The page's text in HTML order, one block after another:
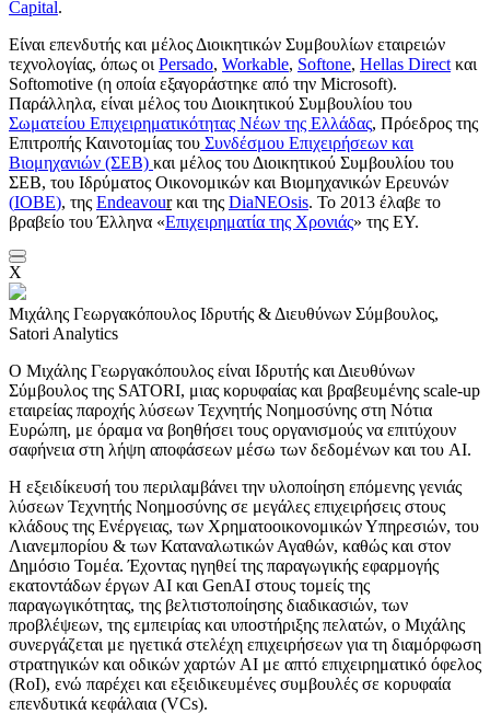
Capital.
Είναι επενδυτής και μέλος Διοικητικών Συμβουλίων εταιρειών
τεχνολογίας, όπως οι Persado, Workable, Softone, Hellas Direct και
Softomotive (η οποία εξαγοράστηκε από την Microsoft).
Παράλληλα, είναι μέλος του Διοικητικού Συμβουλίου του
Σωματείου Επιχειρηματικότητας Νέων της Ελλάδας, Πρόεδρος της
Επιτροπής Καινοτομίας του Συνδέσμου Επιχειρήσεων και
Βιομηχανιών (ΣΕΒ) και μέλος του Διοικητικού Συμβουλίου του
ΣΕΒ, του Ιδρύματος Οικονομικών και Βιομηχανικών Ερευνών
(IOBE), της Endeavourκαι της DiaNEOsis. Το 2013 έλαβε το
βραβείο του Έλληνα «Επιχειρηματία της Χρονιάς» της ΕΥ.
X
Μιχάλης Γεωργακόπουλος Ιδρυτής & Διευθύνων Σύμβουλος,
Satori Analytics
Ο Μιχάλης Γεωργακόπουλος είναι Ιδρυτής και Διευθύνων
Σύμβουλος της SATORI, μιας κορυφαίας και βραβευμένης scale-up
εταιρείας παροχής λύσεων Τεχνητής Νοημοσύνης στη Νότια
Ευρώπη, με όραμα να βοηθήσει τους οργανισμούς να επιτύχουν
σαφήνεια στη λήψη αποφάσεων μέσω των δεδομένων και του AI.
Η εξειδίκευσή του περιλαμβάνει την υλοποίηση επόμενης γενιάς
λύσεων Τεχνητής Νοημοσύνης σε μεγάλες επιχειρήσεις στους
κλάδους της Ενέργειας, των Χρηματοοικονομικών Υπηρεσιών, του
Λιανεμπορίου & των Καταναλωτικών Αγαθών, καθώς και στον
Δημόσιο Τομέα. Έχοντας ηγηθεί της παραγωγικής εφαρμογής
εκατοντάδων έργων AI και GenAI στους τομείς της
παραγωγικότητας, της βελτιστοποίησης διαδικασιών, των
προβλέψεων, της εμπειρίας και υποστήριξης πελατών, ο Μιχάλης
συνεργάζεται με ηγετικά στελέχη επιχειρήσεων για τη διαμόρφωση
στρατηγικών και οδικών χαρτών AI με απτό επιχειρηματικό όφελος
(RoI), ενώ παρέχει και εξειδικευμένες συμβουλές σε κορυφαία
επενδυτικά κεφάλαια (VCs).